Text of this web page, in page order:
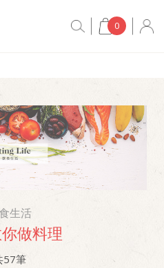
0
生活
做料理
57筆